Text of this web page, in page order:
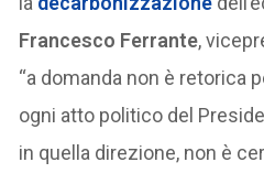
Francesco Ferrante,
“a domanda non è retorica
ogni atto politico del
in quella direzione, non è